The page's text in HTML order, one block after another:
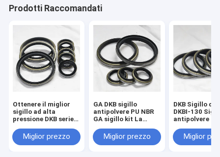
Prodotti Raccomandati
Ottenere il miglior
sigillo ad alta
pressione DKB serie
idraulico da fornitori
affidabili
Miglior prezzo
GA DKB sigillo
antipolvere PU NBR
GA sigillo kit La
tutte le industrie di
sigillo
Miglior prezzo
DKB Sigillo
DKBI-130
antipolvere
63-15370
92240
Miglior